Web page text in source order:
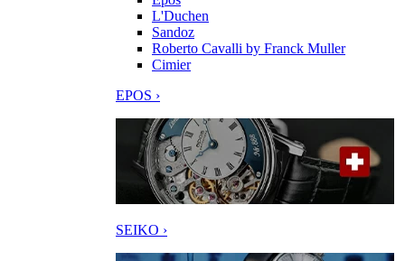
L'Duchen
Sandoz
Roberto Cavalli by Franck Muller
Cimier
EPOS ›
SEIKO ›